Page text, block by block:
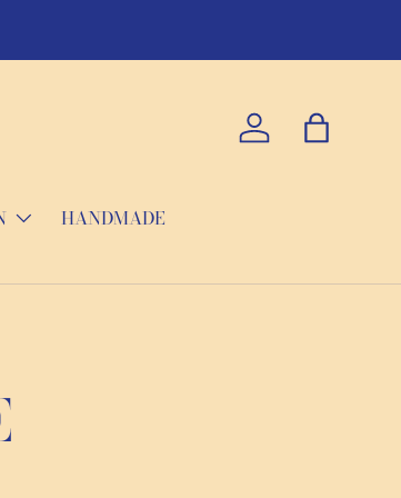
EinloggenTasche
HANDMADE